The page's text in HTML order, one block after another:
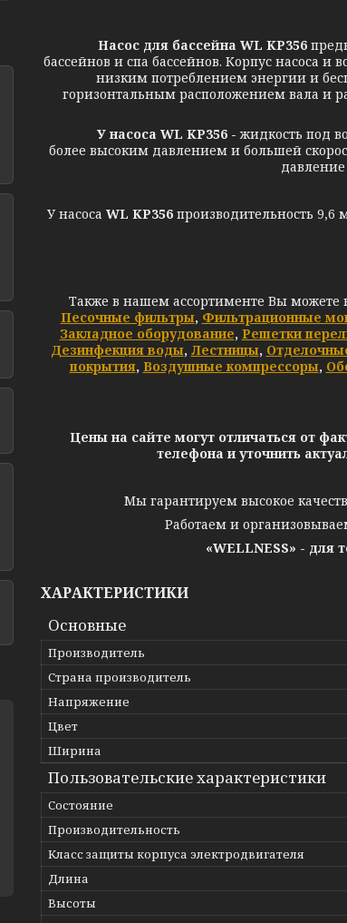
Насос для бассейна WL KP356
бассейнов и спа бассейнов. Корпус насоса
низким потреблением энергии и
горизонтальным расположением вала и
У насоса WL KP356 -жидкость под
более высоким давлением и большей
У насоса WL KP356 производительность 9,6
Также в нашем ассортименте Вы можете
Песочные фильтры, Фильтрационные
Закладное оборудование, Решетки
Дезинфекция воды, Лестницы,
покрытия, Воздушные компрессоры,
Цены на сайте могут отличаться от
телефона и уточнить
Мы гарантируем высокое
Работаем и
«WELLNESS» - для
ХАРАКТЕРИСТИКИ
Основные
Производитель
Страна производитель
Напряжение
Цвет
Ширина
Пользовательские характеристики
Состояние
Производительность
Класс защиты корпуса электродвигателя
Длина
Высоты